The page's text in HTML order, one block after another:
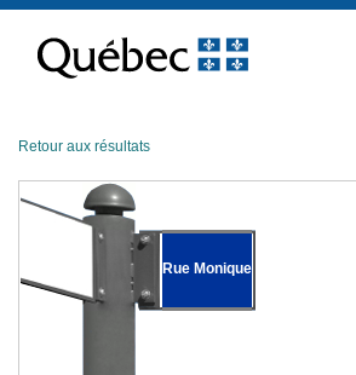
contenu
Retour aux résultats
Rue Monique